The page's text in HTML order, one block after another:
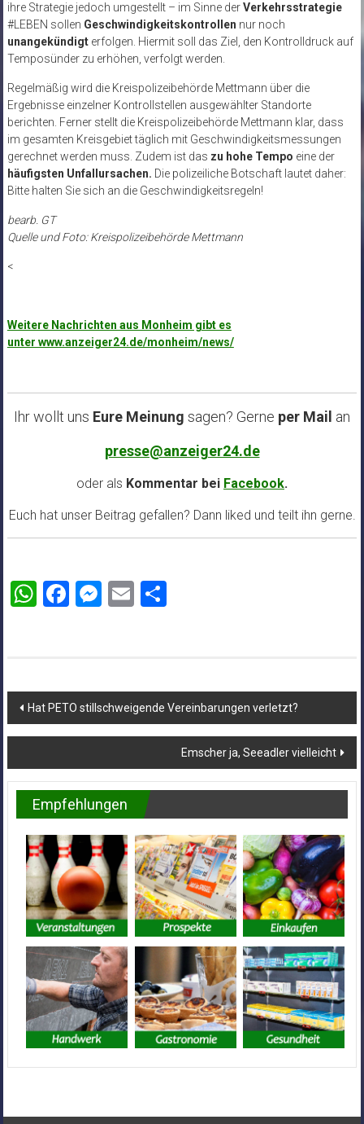
ihre Strategie jedoch umgestellt – im Sinne derVerkehrsstrategie
#LEBEN sollen Geschwindigkeitskontrollen nur noch
unangekündigterfolgen. Hiermit soll das Ziel, den Kontrolldruck auf
Temposünder zu erhöhen, verfolgt werden.
Regelmäßig wird die Kreispolizeibehörde Mettmann über die
Ergebnisse einzelner Kontrollstellen ausgewählter Standorte
berichten. Ferner stellt die Kreispolizeibehörde Mettmann klar, dass
im gesamten Kreisgebiet täglich mit Geschwindigkeitsmessungen
gerechnet werden muss. Zudem ist das zu hohe Tempo eine der
häufigsten Unfallursachen. Die polizeiliche Botschaft lautet daher:
Bitte halten Sie sich an die Geschwindigkeitsregeln!
bearb. GT
Quelle und Foto: Kreispolizeibehörde Mettmann
<
Weitere Nachrichten aus Monheim gibt es
unter www.anzeiger24.de/monheim/news/
Ihr wollt uns Eure Meinung sagen? Gerne per Mail an
presse@anzeiger24.de
oder als Kommentar bei Facebook.
Euch hat unser Beitrag gefallen? Dann liked und teilt ihn gerne.
WhatsApp
Facebook
Messenger
EmailTeilen
Beitragsnavigation
Hat PETO stillschweigende Vereinbarungen verletzt?
Emscher ja, Seeadler vielleicht
Empfehlungen